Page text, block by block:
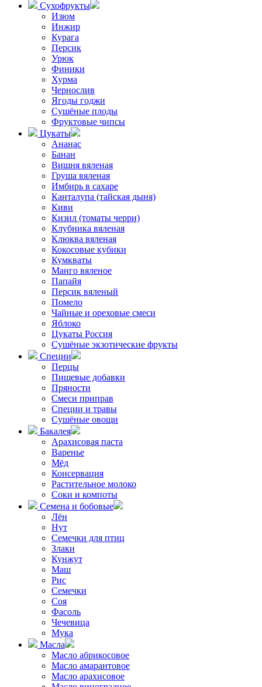
Сухофрукты
Изюм
Инжир
Курага
Персик
Урюк
Финики
Хурма
Чернослив
Ягоды годжи
Сушёные плоды
Фруктовые чипсы
Цукаты
Ананас
Банан
Вишня вяленая
Груша вяленая
Имбирь в сахаре
Канталупа (тайская дыня)
Киви
Кизил (томаты черри)
Клубника вяленая
Клюква вяленая
Кокосовые кубики
Кумкваты
Манго вяленое
Папайя
Персик вяленый
Помело
Чайные и ореховые смеси
Яблоко
Цукаты Россия
Сушёные экзотические фрукты
Специи
Перцы
Пищевые добавки
Пряности
Смеси приправ
Специи и травы
Сушёные овощи
Бакалея
Арахисовая паста
Варенье
Мёд
Консервация
Растительное молоко
Соки и компоты
Семена и бобовые
Лён
Нут
Семечки для птиц
Злаки
Кунжут
Маш
Рис
Семечки
Соя
Фасоль
Чечевица
Мука
Масла
Масло абрикосовое
Масло амарантовое
Масло арахисовое